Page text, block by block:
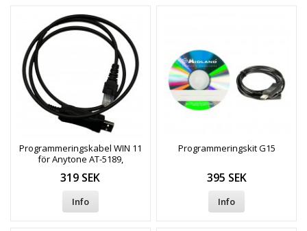
Programmeringskabel WIN 11
för Anytone AT-5189,
mfl
319 SEK
Info
Programmeringskit G15
395 SEK
Info